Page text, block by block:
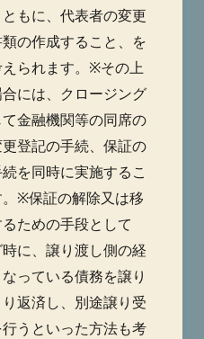
もに、代表者の変更
の作成すること、を
られます。※その上
には、クロージング
金融機関等の同席の
登記の手続、保証の
を同時に実施するこ
※保証の解除又は移
ための手段として
に、譲り渡し側の経
っている債務を譲り
返済し、別途譲り受
うといった方法も考